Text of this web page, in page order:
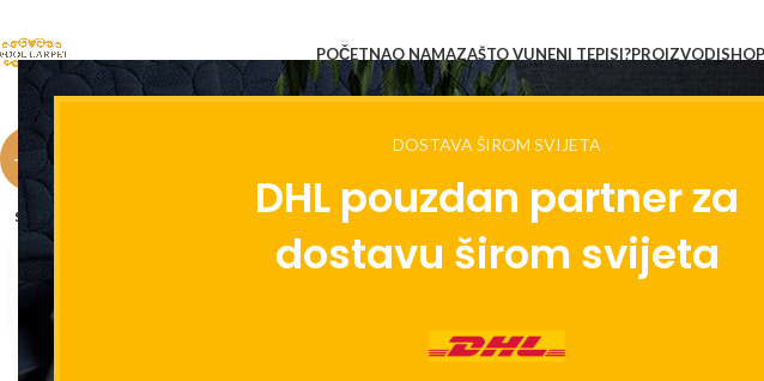
DOSTAVA ŠIROM SVIJETA
DHL pouzdan partner za
dostavu širom svijeta
POČETNAO NAMAZAŠTO VUNENI TEPISI?PROIZVODISHOP
-25%
SOLD
OUT